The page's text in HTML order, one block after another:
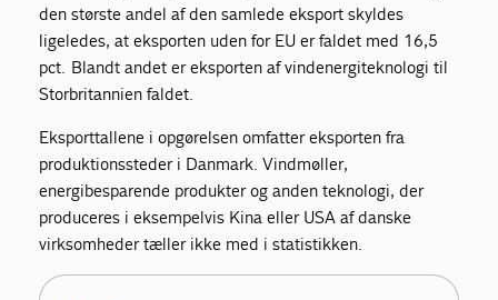
den største andel af den samlede eksport skyldes
ligeledes, at eksporten uden for EU er faldet med 16,5
pct. Blandt andet er eksporten af vindenergiteknologi til
Storbritannien faldet.
Eksporttallene i opgørelsen omfatter eksporten fra
produktionssteder i Danmark. Vindmøller,
energibesparende produkter og anden teknologi, der
produceres i eksempelvis Kina eller USA af danske
virksomheder tæller ikke med i statistikken.